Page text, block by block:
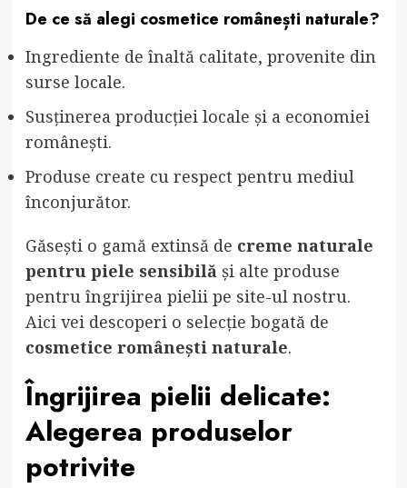
De ce să alegi cosmetice românești naturale?
Ingrediente de înaltă calitate, provenite din
surse locale.
Susținerea producției locale și a economiei
românești.
Produse create cu respect pentru mediul
înconjurător.
Găsești o gamă extinsă de creme naturale
pentru piele sensibilăși alte produse
pentru îngrijirea pielii pe site-ul nostru.
Aicivei descoperi o selecție bogată de
cosmetice românești naturale.
Îngrijirea pielii delicate:
Alegerea produselor
potrivite